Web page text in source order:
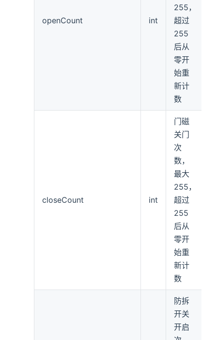
openCount int
255，
超过
255
后从
零开
始重
新计
数
closeCount int
门磁
关门
次
数，
最大
255，
超过
255
后从
零开
始重
新计
数
防拆
开关
开启